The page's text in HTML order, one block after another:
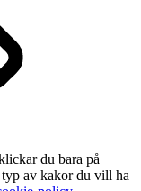
du bara på
av kakor du vill ha